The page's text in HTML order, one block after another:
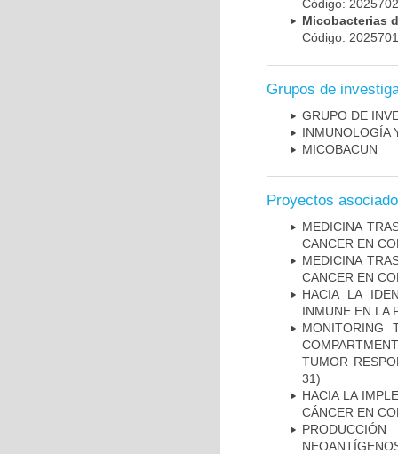
Código:
Micobacterias
Código:
Grupos de
GRUPO DE
INMUNOLOGÍA
MICOBAC­UN
Proyectos
MEDICINA
CANCER EN
MEDICINA
CANCER EN
HACIA LA
INMUNE EN LA
MONITORING
TUMOR
31)
HACIA LA
CÁNCER EN